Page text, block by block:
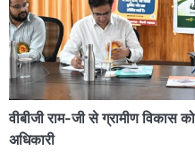
वीबीजी राम-जी से ग्रामीण विकास
अधिकारी